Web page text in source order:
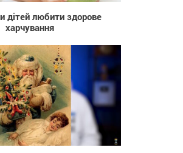
дітей любити здорове
харчування
287